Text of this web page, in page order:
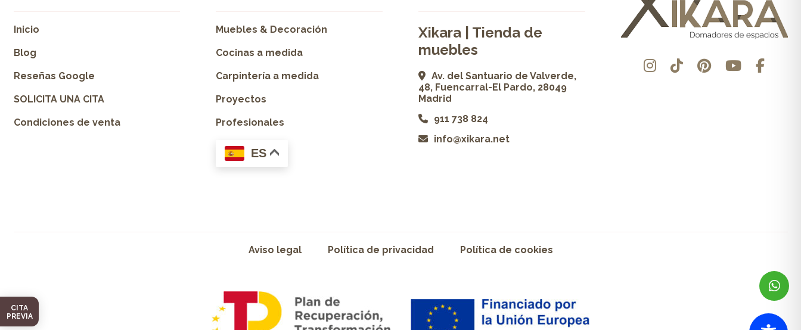
CITA
PREVIA
Inicio
Blog
Reseñas Google
SOLICITA UNA CITA
Condiciones de venta
Muebles & Decoración
Cocinas a medida
Carpintería a medida
Proyectos
Profesionales
ES
Xikara | Tienda de
muebles
Av. del Santuario de Valverde,
48, Fuencarral-El Pardo, 28049
Madrid
911 738 824
info@xikara.net
Aviso legal Política de privacidad Política de cookies